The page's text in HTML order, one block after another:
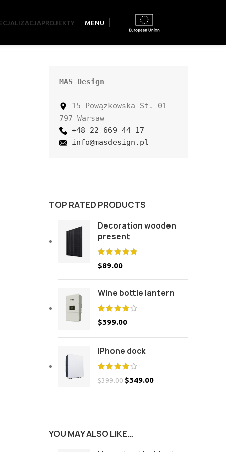
PROJEKTY MENU
MAS Design
15 Powązkowska St. 01-
797 Warsaw
+48 22 669 44 17
info@masdesign.pl
TOP RATED PRODUCTS
Decoration wooden
present
$89.00
Wine bottle lantern
$399.00
iPhone dock
$399.00 $349.00
YOU MAY ALSO LIKE…